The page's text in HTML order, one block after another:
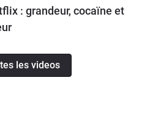
: grandeur, cocaïne et
les videos